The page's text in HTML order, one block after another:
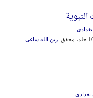
زین الله ساغی